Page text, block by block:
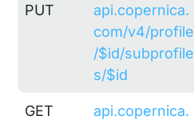
PUT
api.copernica.
com/v4/profile
/$id/subprofile
s/$id
GET
api.copernica.